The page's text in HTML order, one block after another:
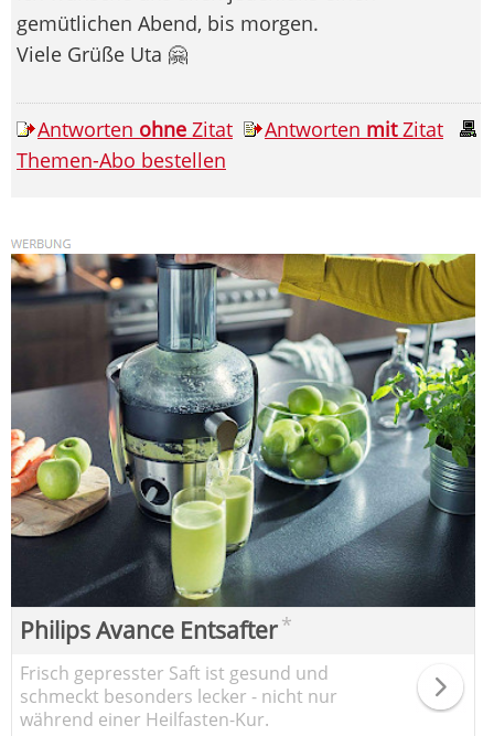
gemütlichen Abend, bis morgen.
Viele Grüße Uta 🤗
Antworten ohne Zitat Antworten mitZitat
Themen-Abo bestellen
Philips Avance Entsafter*
Frisch gepresster Saft ist gesund und
schmeckt besonders lecker - nicht nur
während einer Heilfasten-Kur.